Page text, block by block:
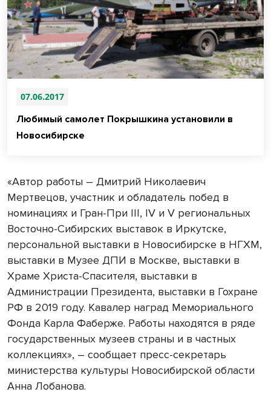
07.06.2017
Любимый самолет Покрышкина установили в
Новосибирске
«Автор работы – Дмитрий Николаевич
Мертвецов, участник и обладатель побед в
номинациях и Гран-При III, IV и V региональных
Восточно-Сибирских выставок в Иркутске,
персональной выставки в Новосибирске в НГХМ,
выставки в Музее ДПИ в Москве, выставки в
Храме Христа-Спасителя, выставки в
Администрации Президента, выставки в Гохране
РФ в 2019 году. Кавалер наград Мемориального
Фонда Карла Фаберже. Работы находятся в ряде
государственных музеев страны и в частных
коллекциях», – сообщает пресс-секретарь
министерства культуры Новосибирской области
Анна Лобанова.